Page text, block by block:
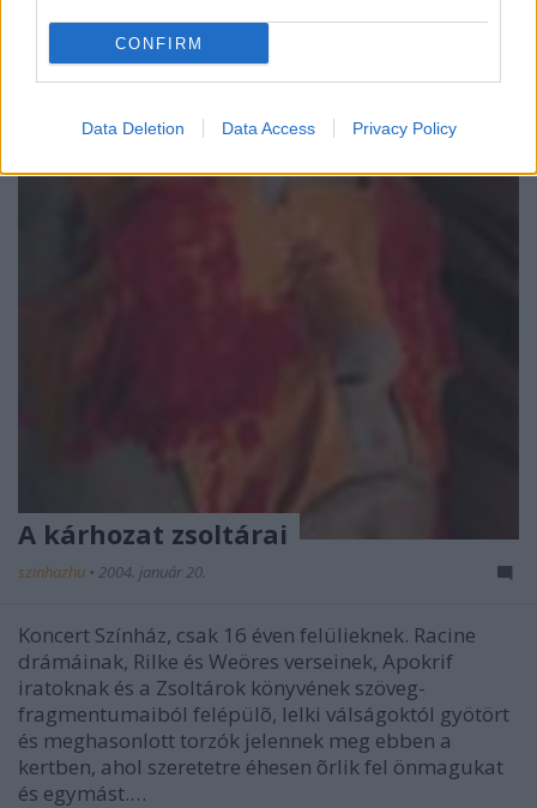
CONFIRM
Data Deletion Data Access Privacy Policy
a III. L1 TÁNCFESZTIVÁL keretében. A fesztivál ideje
alatt 10 különbözõ darabot (köztük 3 bemutató), két
kiállítást, egy külföldi vendégjátékot láthatnak
A kárhozat zsoltárai
szinhazhu • 2004. január 20.
Koncert Színház, csak 16 éven felülieknek. Racine
drámáinak, Rilke és Weöres verseinek, Apokrif
iratoknak és a Zsoltárok könyvének szöveg-
fragmentumaiból felépülõ, lelki válságoktól gyötört
és meghasonlott torzók jelennek meg ebben a
kertben, ahol szeretetre éhesen õrlik fel önmagukat
és egymást.…